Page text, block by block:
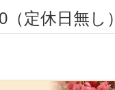
定休日無し）